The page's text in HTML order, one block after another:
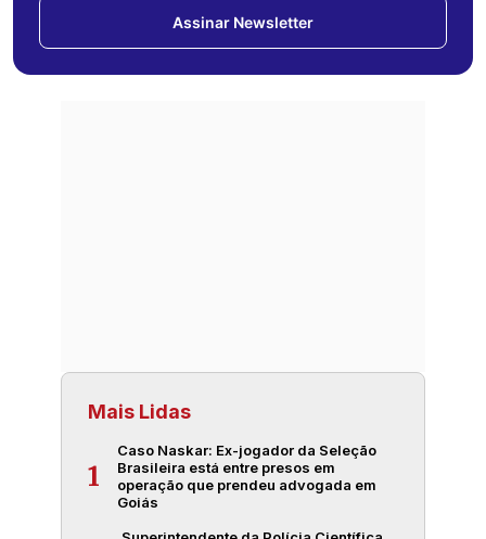
Assinar Newsletter
Mais Lidas
1
Caso Naskar: Ex-jogador da Seleção
Brasileira está entre presos em
operação que prendeu advogada em
Goiás